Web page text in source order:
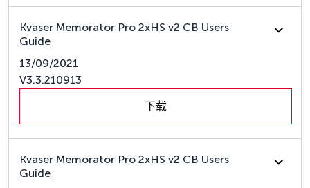
Kvaser Memorator Pro 2xHS v2 CB Users
Guide
13/09/2021
V3.3.210913
下载
Kvaser Memorator Pro 2xHS v2 CB Users
Guide